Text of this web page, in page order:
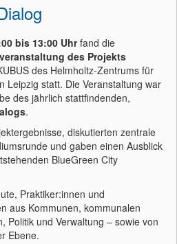
bis 13:00 Uhrfand die
des Projekts
des Helmholtz-Zentrums für
Leipzig statt. Die Veranstaltung war
des jährlich stattfindenden,
.
diskutierten zentrale
und gaben einen Ausblick
BlueGreen City
Praktiker:innen und
aus Kommunen, kommunalen
Politik und Verwaltung – sowie von
Ebene.